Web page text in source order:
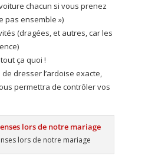
chacun si vous prenez
pas ensemble »)
(dragées, et autres, car les
ça quoi !
dresser l’ardoise exacte,
permettra de contrôler vos
lors de notre mariage